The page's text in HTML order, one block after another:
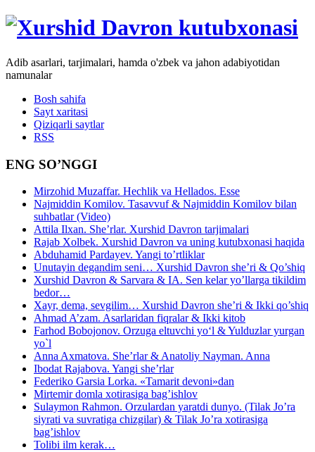
Adib asarlari, tarjimalari, hamda o'zbek va jahon adabiyotidan
namunalar
Bosh sahifa
Sayt xaritasi
Qiziqarli saytlar
RSS
ENG SO’NGGI
Mirzohid Muzaffar. Hechlik va Hellados. Esse
Najmiddin Komilov. Tasavvuf & Najmiddin Komilov bilan
suhbatlar (Video)
Attila Ilxan. She’rlar. Xurshid Davron tarjimalari
Rajab Xolbek. Xurshid Davron va uning kutubxonasi haqida
Abduhamid Pardayev. Yangi to’rtliklar
Unutayin degandim seni… Xurshid Davron she’ri & Qo’shiq
Xurshid Davron & Sarvara & IA. Sen kelar yo’llarga tikildim
bedor…
Xayr, dema, sevgilim… Xurshid Davron she’ri & Ikki qo’shiq
Ahmad A’zam. Asarlaridan fiqralar & Ikki kitob
Farhod Bobojonov. Orzuga eltuvchi yo‘l & Yulduzlar yurgan
yo`l
Anna Axmatova. She’rlar & Anatoliy Nayman. Anna
Ibodat Rajabova. Yangi she’rlar
Federiko Garsia Lorka. «Tamarit devoni»dan
Mirtemir domla xotirasiga bag’ishlov
Sulaymon Rahmon. Orzulardan yaratdi dunyo. (Tilak Jo’ra
siyrati va suvratiga chizgilar) & Tilak Jo’ra xotirasiga
bag’ishlov
Tolibi ilm kerak…